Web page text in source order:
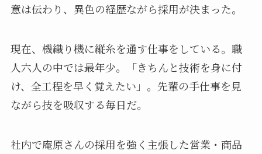
意は伝わり、異色の経歴ながら採用が決まった。
現在、機織り機に縦糸を通す仕事をしている。職
人六人の中では最年少。「きちんと技術を身に付
け、全工程を早く覚えたい」。先輩の手仕事を見
ながら技を吸収する毎日だ。
社内で庵原さんの採用を強く主張した営業・商品